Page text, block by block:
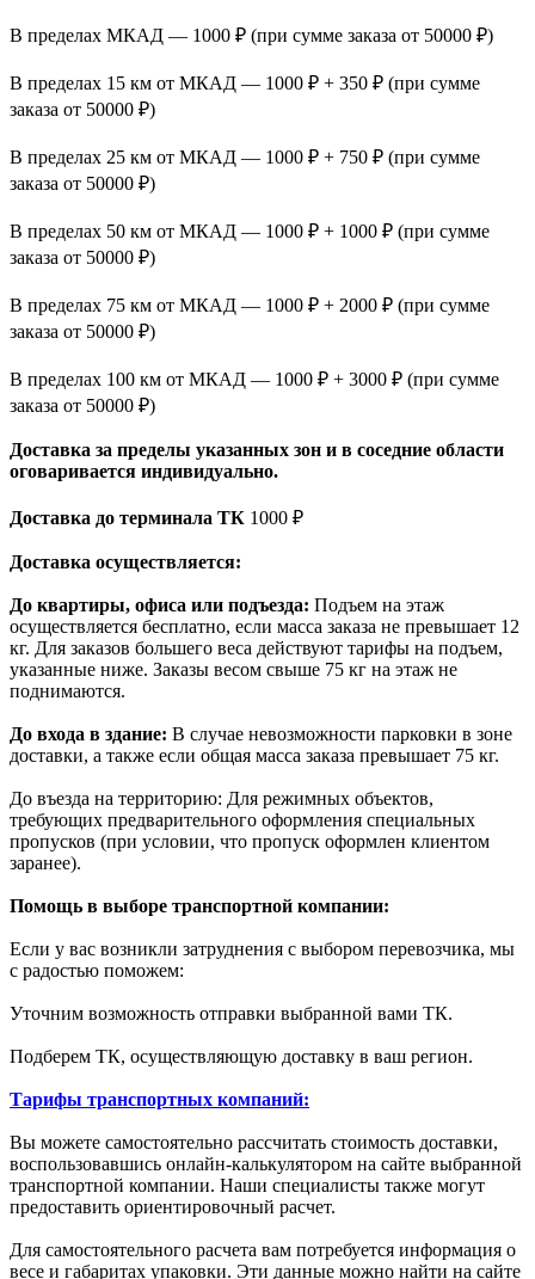
В пределах МКАД — 1000 ₽ (при сумме заказа от 50000 ₽)
В пределах 15 км от МКАД — 1000 ₽ + 350 ₽ (при сумме
заказа от 50000 ₽)
В пределах 25 км от МКАД — 1000 ₽ + 750 ₽ (при сумме
заказа от 50000 ₽)
В пределах 50 км от МКАД — 1000 ₽ + 1000 ₽ (при сумме
заказа от 50000 ₽)
В пределах 75 км от МКАД — 1000 ₽ + 2000 ₽ (при сумме
заказа от 50000 ₽)
В пределах 100 км от МКАД — 1000 ₽ + 3000 ₽ (при сумме
заказа от 50000 ₽)
Доставка за пределы указанных зон и в соседние области
оговаривается индивидуально.
Доставка до терминала ТК 1000 ₽
Доставка осуществляется:
До квартиры, офиса или подъезда: Подъем на этаж
осуществляется бесплатно, если масса заказа не превышает 12
кг. Для заказов большего веса действуют тарифы на подъем,
указанные ниже. Заказы весом свыше 75 кг на этаж не
поднимаются.
До входа в здание: В случае невозможности парковки в зоне
доставки, а также если общая масса заказа превышает 75 кг.
До въезда на территорию: Для режимных объектов,
требующих предварительного оформления специальных
пропусков (при условии, что пропуск оформлен клиентом
заранее).
Помощь в выборе транспортной компании:
Если у вас возникли затруднения с выбором перевозчика, мы
с радостью поможем:
Уточним возможность отправки выбранной вами ТК.
Подберем ТК, осуществляющую доставку в ваш регион.
Тарифы транспортных компаний:
Вы можете самостоятельно рассчитать стоимость доставки,
воспользовавшись онлайн-калькулятором на сайте выбранной
транспортной компании. Наши специалисты также могут
предоставить ориентировочный расчет.
Для самостоятельного расчета вам потребуется информация о
весе и габаритах упаковки. Эти данные можно найти на сайте